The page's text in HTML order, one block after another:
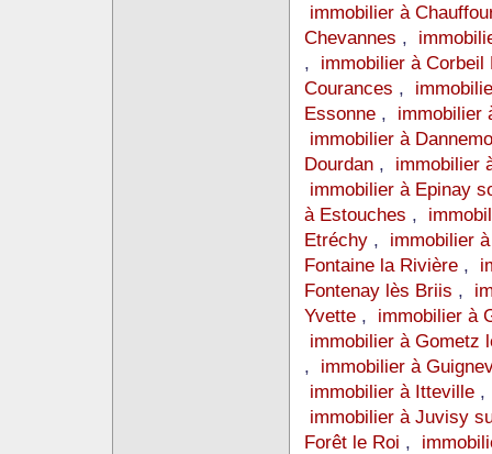
immobilier à
Chevannes ,
, immobilier à
Courances ,
Essonne , immobilier
immobilier à
Dourdan , immobilier
immobilier à Epinay
à Estouches ,
Etréchy , immobilier
Fontaine la Rivière ,
Fontenay lès Briis ,
Yvette , immobilier à
immobilier à Gometz
, immobilier à
immobilier à Itteville
immobilier à Juvisy
Forêt le Roi ,